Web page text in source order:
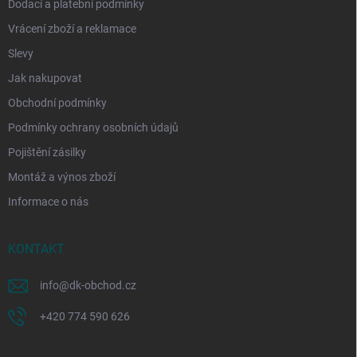
Dodací a platební podmínky
Vrácení zboží a reklamace
Slevy
Jak nakupovat
Obchodní podmínky
Podmínky ochrany osobních údajů
Pojištění zásilky
Montáž a výnos zboží
Informace o nás
KONTAKT
info@dk-obchod.cz
+420 774 590 626